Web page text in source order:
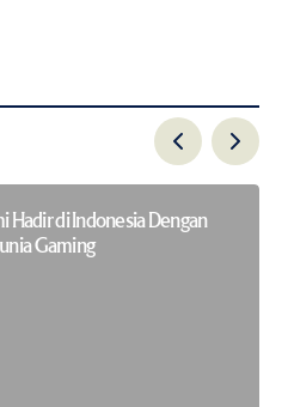
Hadir di Indonesia Dengan
Gaming